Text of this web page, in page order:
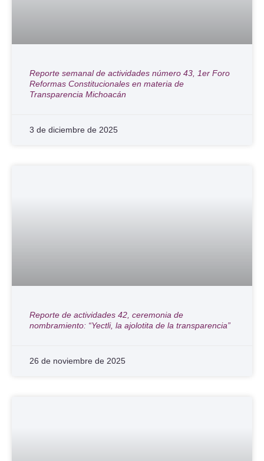
Reporte semanal de actividades número 43, 1er Foro
Reformas Constitucionales en materia de
Transparencia Michoacán
3 de diciembre de 2025
Reporte de actividades 42, ceremonia de
nombramiento: “Yectli, la ajolotita de la transparencia”
26 de noviembre de 2025